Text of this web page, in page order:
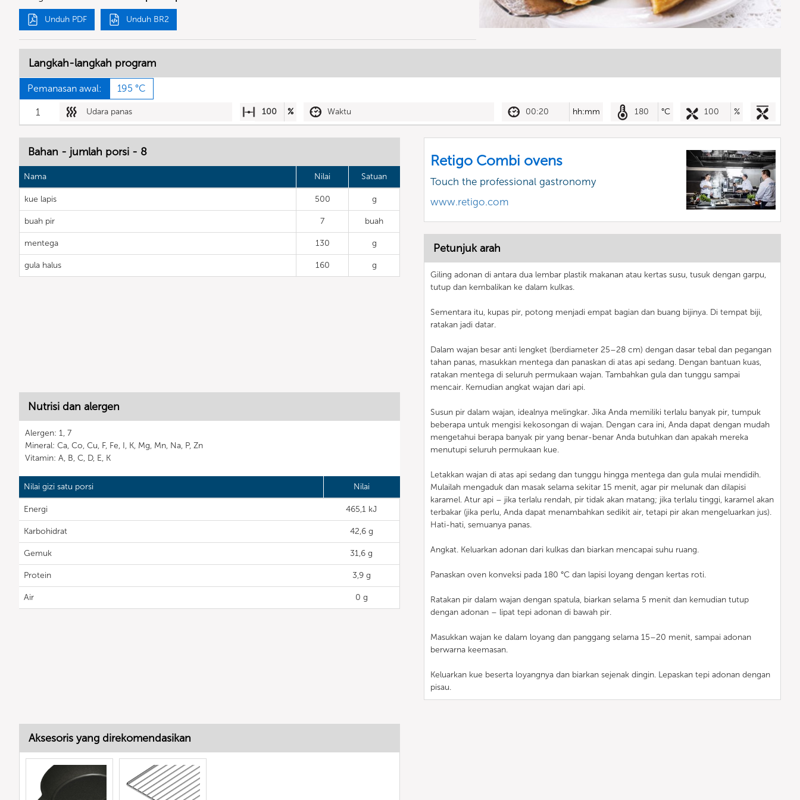
Unduh PDF Unduh BR2
Langkah-langkah program
Pemanasan awal: 195 °C
1 Udara panas 100 % Waktu 00:20 hh:mm 180 °C 100 %
Bahan - jumlah porsi - 8
Nama Nilai Satuan
kue lapis 500 g
buah pir 7 buah
mentega 130 g
gula halus 160 g
Nutrisi dan alergen
Alergen: 1, 7
Mineral: Ca, Co, Cu, F, Fe, I, K, Mg, Mn, Na, P, Zn
Vitamin: A, B, C, D, E, K
Nilai gizi satu porsi Nilai
Energi 465,1 kJ
Karbohidrat 42,6 g
Gemuk 31,6 g
Protein 3,9 g
Air 0 g
Retigo Combi ovens
Touch the professional gastronomy
www.retigo.com
Petunjuk arah
Giling adonan di antara dua lembar plastik makanan atau kertas susu, tusuk dengan garpu,
tutup dan kembalikan ke dalam kulkas.
Sementara itu, kupas pir, potong menjadi empat bagian dan buang bijinya. Di tempat biji,
ratakan jadi datar.
Dalam wajan besar anti lengket (berdiameter 25–28 cm) dengan dasar tebal dan pegangan
tahan panas, masukkan mentega dan panaskan di atas api sedang. Dengan bantuan kuas,
ratakan mentega di seluruh permukaan wajan. Tambahkan gula dan tunggu sampai
mencair. Kemudian angkat wajan dari api.
Susun pir dalam wajan, idealnya melingkar. Jika Anda memiliki terlalu banyak pir, tumpuk
beberapa untuk mengisi kekosongan di wajan. Dengan cara ini, Anda dapat dengan mudah
mengetahui berapa banyak pir yang benar-benar Anda butuhkan dan apakah mereka
menutupi seluruh permukaan kue.
Letakkan wajan di atas api sedang dan tunggu hingga mentega dan gula mulai mendidih.
Mulailah mengaduk dan masak selama sekitar 15 menit, agar pir melunak dan dilapisi
karamel. Atur api – jika terlalu rendah, pir tidak akan matang; jika terlalu tinggi, karamel akan
terbakar (jika perlu, Anda dapat menambahkan sedikit air, tetapi pir akan mengeluarkan jus).
Hati-hati, semuanya panas.
Angkat. Keluarkan adonan dari kulkas dan biarkan mencapai suhu ruang.
Panaskan oven konveksi pada 180 °C dan lapisi loyang dengan kertas roti.
Ratakan pir dalam wajan dengan spatula, biarkan selama 5 menit dan kemudian tutup
dengan adonan – lipat tepi adonan di bawah pir.
Masukkan wajan ke dalam loyang dan panggang selama 15–20 menit, sampai adonan
berwarna keemasan.
Keluarkan kue beserta loyangnya dan biarkan sejenak dingin. Lepaskan tepi adonan dengan
pisau.
Aksesoris yang direkomendasikan